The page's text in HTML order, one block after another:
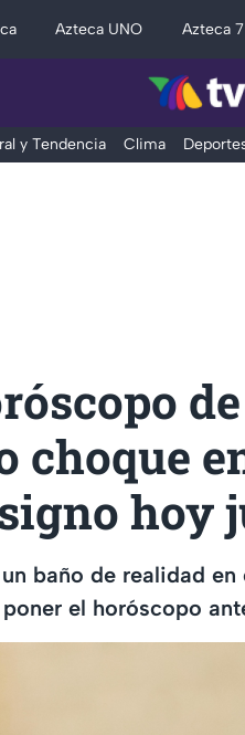
Azteca UNO Azteca 7
y Tendencia Clima
choque
hoy
baño de realidad
el horóscopo